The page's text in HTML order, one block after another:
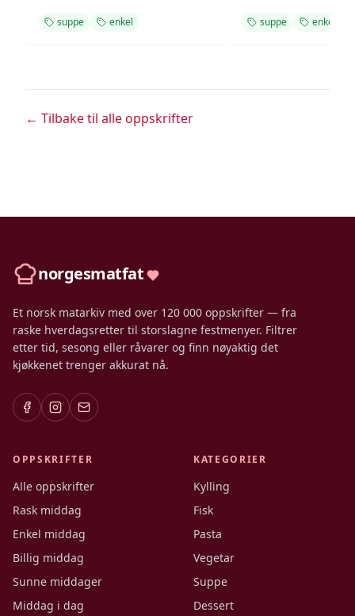
suppe enkel suppe enkel
← Tilbake til alle oppskrifter
norgesmatfat
Et norsk matarkiv med over 120 000 oppskrifter — fra
raske hverdagsretter til storslagne festmenyer. Filtrer
etter tid, sesong eller råvarer og finn nøyaktig det
kjøkkenet trenger akkurat nå.
OPPSKRIFTER
Alle oppskrifter
Rask middag
Enkel middag
Billig middag
Sunne middager
Middag i dag
KATEGORIER
Kylling
Fisk
Pasta
Vegetar
Suppe
Dessert